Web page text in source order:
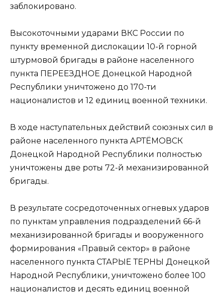
заблокировано.
Высокоточными ударами ВКС России по
пункту временной дислокации 10-й горной
штурмовой бригады в районе населенного
пункта ПЕРЕЕЗДНОЕ Донецкой Народной
Республики уничтожено до 170-ти
националистов и 12 единиц военной техники.
В ходе наступательных действий союзных сил в
районе населенного пункта АРТЁМОВСК
Донецкой Народной Республики полностью
уничтожены две роты 72-й механизированной
бригады.
В результате сосредоточенных огневых ударов
по пунктам управления подразделений 66-й
механизированной бригады и вооруженного
формирования «Правый сектор» в районе
населенного пункта СТАРЫЕ ТЕРНЫ Донецкой
Народной Республики, уничтожено более 100
националистов и десять единиц военной